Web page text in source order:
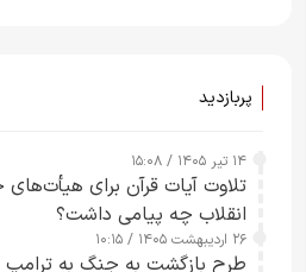
پربازدید
۱۴ تیر ۱۴۰۵ / ۱۵:۰۸
تلاوت آیات قرآن برای
انقلاب چه پیامی داشت؟
۲۶ اردیبهشت ۱۴۰۵ / ۱۰:۱۵
طرح‌ بازگشت به جنگ به ترامپ